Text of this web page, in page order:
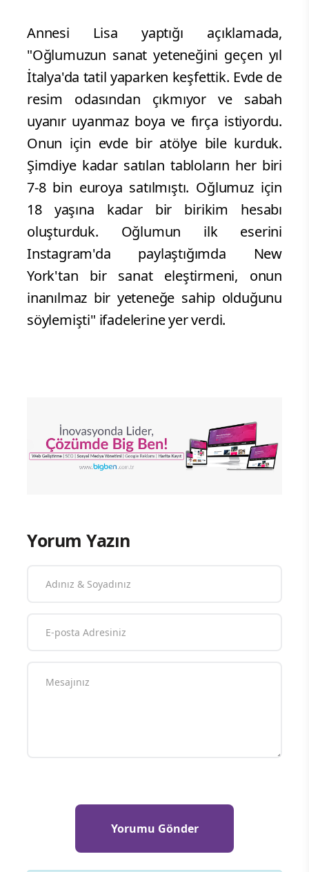
Annesi Lisa yaptığı açıklamada,
"Oğlumuzun sanat yeteneğini geçen yıl
İtalya'da tatil yaparken keşfettik. Evde de
resim odasından çıkmıyor ve sabah
uyanır uyanmaz boya ve fırça istiyordu.
Onun için evde bir atölye bile kurduk.
Şimdiye kadar satılan tabloların her biri
7-8 bin euroya satılmıştı. Oğlumuz için
18 yaşına kadar bir birikim hesabı
oluşturduk. Oğlumun ilk eserini
Instagram'da paylaştığımda New
York'tan bir sanat eleştirmeni, onun
inanılmaz bir yeteneğe sahip olduğunu
söylemişti" ifadelerine yer verdi.
Yorum Yazın